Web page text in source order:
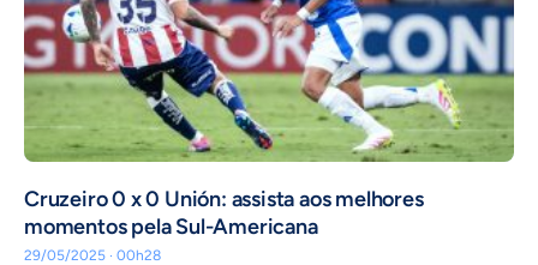
Cruzeiro 0 x 0 Unión: assista aos melhores
momentos pela Sul-Americana
29/05/2025 · 00h28